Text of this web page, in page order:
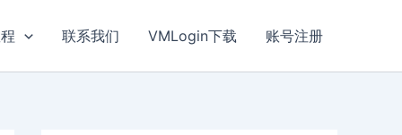
联系我们 VMLogin下载 账号注册